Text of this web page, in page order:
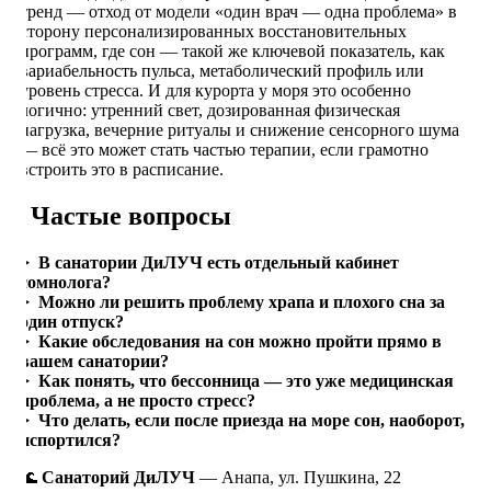
тренд — отход от модели «один врач — одна проблема» в
сторону персонализированных восстановительных
программ, где сон — такой же ключевой показатель, как
вариабельность пульса, метаболический профиль или
уровень стресса. И для курорта у моря это особенно
логично: утренний свет, дозированная физическая
нагрузка, вечерние ритуалы и снижение сенсорного шума
— всё это может стать частью терапии, если грамотно
встроить это в расписание.
Частые вопросы
В санатории ДиЛУЧ есть отдельный кабинет
сомнолога?
Можно ли решить проблему храпа и плохого сна за
один отпуск?
Какие обследования на сон можно пройти прямо в
вашем санатории?
Как понять, что бессонница — это уже медицинская
проблема, а не просто стресс?
Что делать, если после приезда на море сон, наоборот,
испортился?
🌊 Санаторий ДиЛУЧ — Анапа, ул. Пушкина, 22